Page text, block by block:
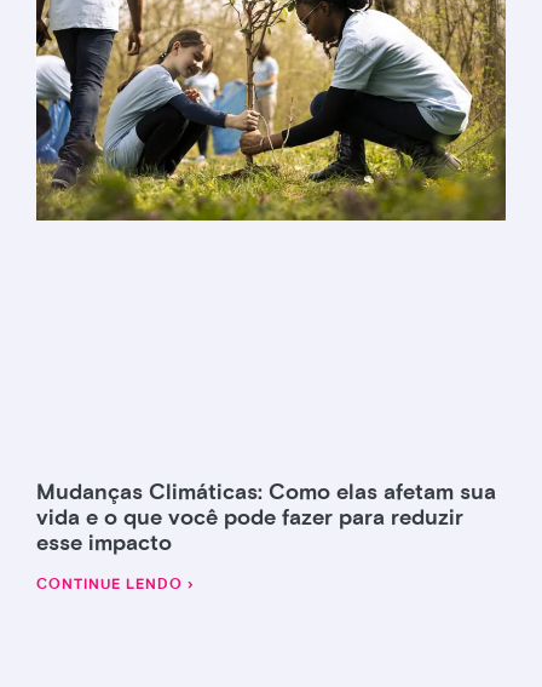
Mudanças Climáticas: Como elas afetam sua
vida e o que você pode fazer para reduzir
esse impacto
CONTINUE LENDO ›